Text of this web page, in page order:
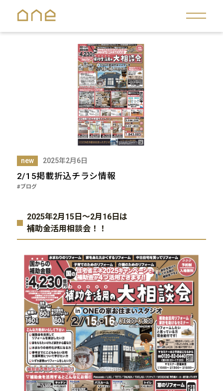
new 2025年2月6日
2/15掲載折込チラシ情報
#ブログ
2025年2月15日～2月16日は
補助金活用相談会！！